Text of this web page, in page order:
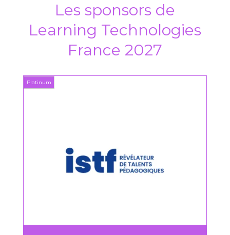
Les sponsors de
Learning Technologies
France 2027
Platinum